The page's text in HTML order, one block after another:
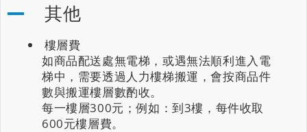
其他
樓層費
如商品配送處無電梯，或遇無法順利進入電
梯中，需要透過人力樓梯搬運，會按商品件
數與搬運樓層數酌收。
每一樓層300元；例如：到3樓，每件收取
600元樓層費。